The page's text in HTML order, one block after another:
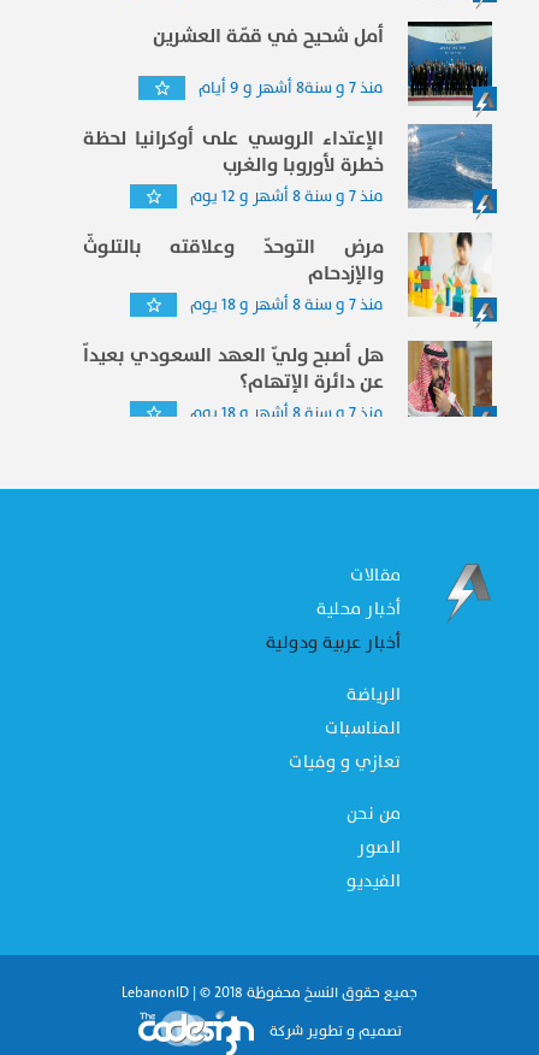
أمل شحيح في قمّة العشرين
منذ 7 و سنة8 أشهر و 9 أيام
الإعتداء الروسي على أوكرانيا لحظة
خطرة لأوروبا والغرب
منذ 7 و سنة 8 أشهر و 12 يوم
مرض التوحدّ وعلاقته بالتلوثّ
والإزدحام
منذ 7 و سنة 8 أشهر و 18 يوم
هل أصبح وليّ العهد السعودي بعيداّ
عن دائرة الإتهام؟
منذ 7 و سنة 8 أشهر و 18 يوم
مقالات
أخبار محلية
أخبار عربية ودولية
الرياضة
المناسبات
تعازي و وفيات
من نحن
الصور
الفيديو
جميع حقوق النسخ محفوظة 2018 © | LebanonID
تصميم و تطوير شركة